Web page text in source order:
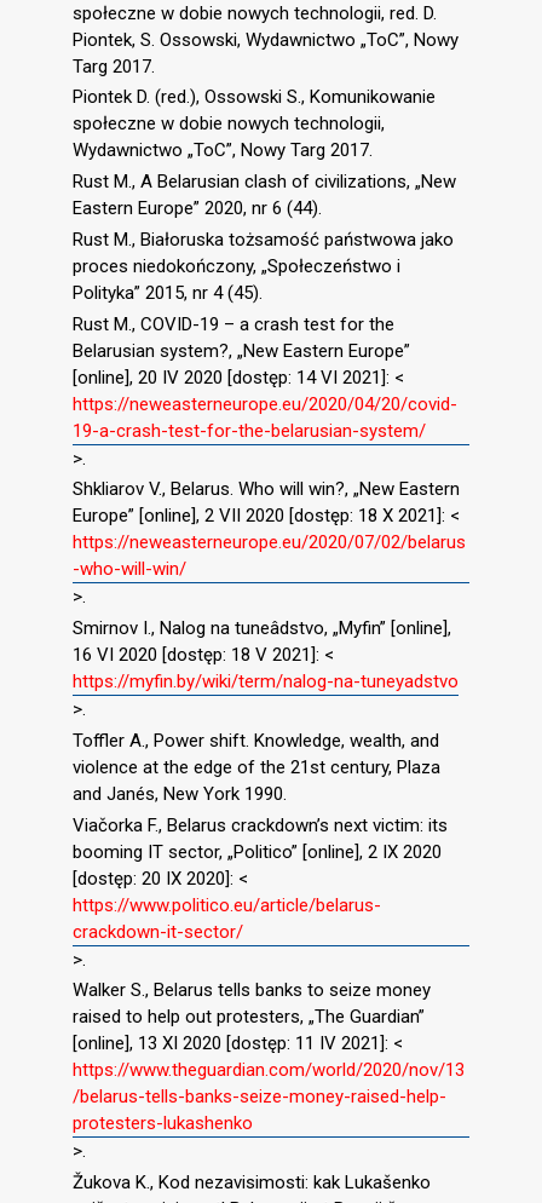
społeczne w dobie nowych technologii, red. D.
Piontek, S. Ossowski, Wydawnictwo „ToC”, Nowy
Targ 2017.
Piontek D. (red.), Ossowski S., Komunikowanie
społeczne w dobie nowych technologii,
Wydawnictwo „ToC”, Nowy Targ 2017.
Rust M., A Belarusian clash of civilizations, „New
Eastern Europe” 2020, nr 6 (44).
Rust M., Białoruska tożsamość państwowa jako
proces niedokończony, „Społeczeństwo i
Polityka” 2015, nr 4 (45).
Rust M., COVID-19 – a crash test for the
Belarusian system?, „New Eastern Europe”
[online], 20 IV 2020 [dostęp: 14 VI 2021]: <
https://neweasterneurope.eu/2020/04/20/covid-
19-a-crash-test-for-the-belarusian-system/
>.
Shkliarov V., Belarus. Who will win?, „New Eastern
Europe” [online], 2 VII 2020 [dostęp: 18 X 2021]: <
https://neweasterneurope.eu/2020/07/02/belarus
-who-will-win/
>.
Smirnov I., Nalog na tuneâdstvo, „Myfin” [online],
16 VI 2020 [dostęp: 18 V 2021]: <
https://myfin.by/wiki/term/nalog-na-tuneyadstvo
>.
Toffler A., Power shift. Knowledge, wealth, and
violence at the edge of the 21st century, Plaza
and Janés, New York 1990.
Viačorka F., Belarus crackdown’s next victim: its
booming IT sector, „Politico” [online], 2 IX 2020
[dostęp: 20 IX 2020]: <
https://www.politico.eu/article/belarus-
crackdown-it-sector/
>.
Walker S., Belarus tells banks to seize money
raised to help out protesters, „The Guardian”
[online], 13 XI 2020 [dostęp: 11 IV 2021]: <
https://www.theguardian.com/world/2020/nov/13
/belarus-tells-banks-seize-money-raised-help-
protesters-lukashenko
>.
Žukova K., Kod nezavisimosti: kak Lukašenko